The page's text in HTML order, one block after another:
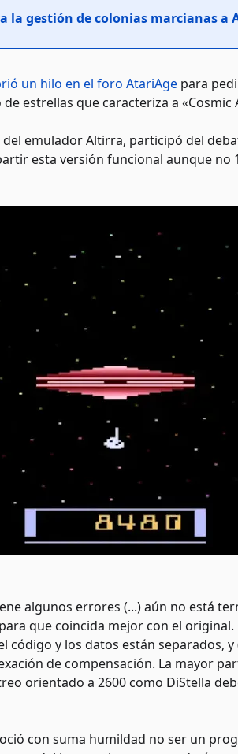
la gestión de colonias marcianas a
un hilo en el foro AtariAge para
estrellas que caracteriza a «Cosmic
del emulador Altirra, participó del
esta versión funcional aunque no
algunos errores (...) aún no está
que coincida mejor con el original.
código y los datos están separados,
de compensación. La mayor
orientado a 2600 como DiStella
con suma humildad no ser un